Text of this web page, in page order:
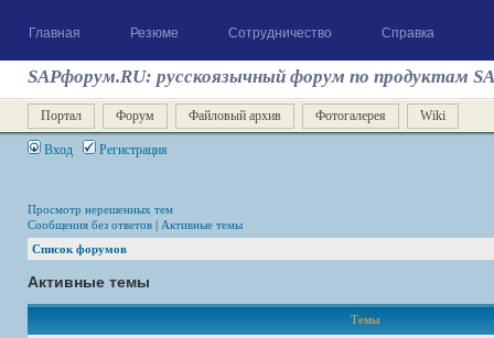
Главная Резюме Сотрудничество Справка
SAPфорум.RU: русскоязычный форум по продуктам
Портал Форум Файловый архив Фотогалерея Wiki
Вход Регистрация
Просмотр нерешенных тем
Сообщения без ответов | Активные темы
Список форумов
Активные темы
Темы